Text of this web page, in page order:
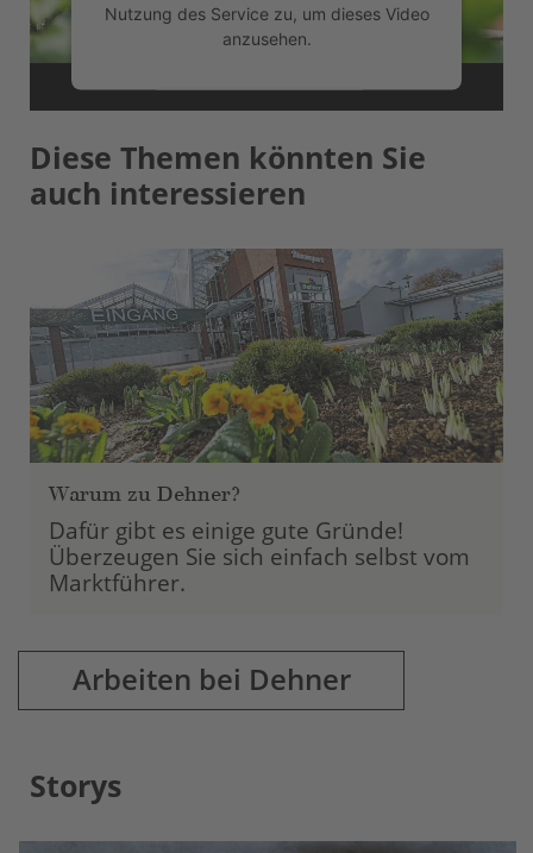
Nutzung des Service zu, um dieses Video
anzusehen.
Mehr Informationen
Akzeptieren
Diese Themen könnten Sie
auch interessieren
Warum zu Dehner?
Dafür gibt es einige gute Gründe!
Überzeugen Sie sich einfach selbst vom
Marktführer.
Arbeiten bei Dehner
Storys